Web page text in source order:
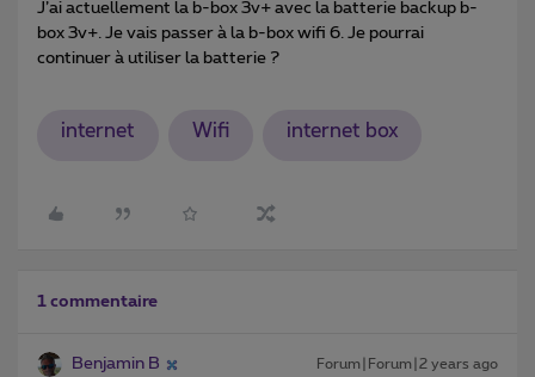
J’ai actuellement la b-box 3v+ avec la batterie backup b-
box 3v+. Je vais passer à la b-box wifi 6. Je pourrai
continuer à utiliser la batterie ?
internet Wifi internet box
1 commentaire
Benjamin B Forum|Forum|2 years ago